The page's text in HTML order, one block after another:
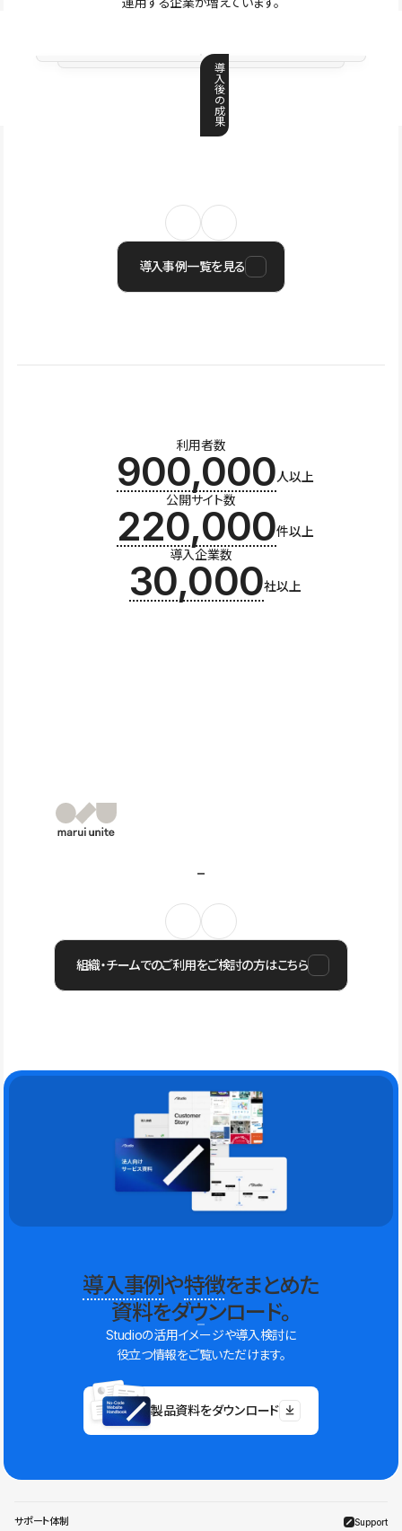
導
入
後
の
成
果
導入事例一覧を見る
利用者数
900,000人以上
公開サイト数
220,000件以上
導入企業数
30,000社以上
組織・チームでのご利用をご検討の方はこちら
導入事例や特徴をまとめた
資料をダウンロード。
Studioの活用イメージや導入検討に
役立つ情報をご覧いただけます。
製品資料をダウンロード
サポート体制 Support